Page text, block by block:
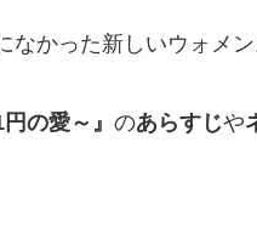
なかった新しいウォメ
の愛～』 のあらすじや